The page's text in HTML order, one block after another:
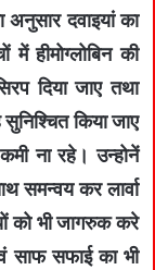
दवाइयां का
हीमोग्लोबिन की
दिया जाए तथा
किया जाए
ना रहे। उन्‍होनें
समन्‍वय कर लार्वा
को भी जागरुक करे
साफ सफाई का भी